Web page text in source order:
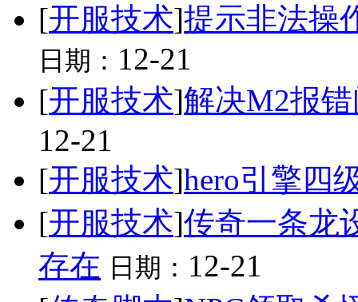
[开服技术]提示非法操
日期： 12-21
[开服技术]解决M2报错
12-21
[开服技术]hero引擎四
[开服技术]传奇一条龙
存在 日期： 12-21